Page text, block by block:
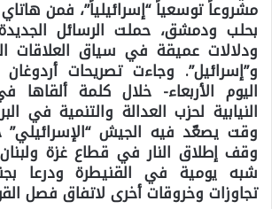
مشروعاً توسعياً “إسرائيلياً”، فمن
بحلب ودمشق، حملت الرسائل الجديدة
ودلالات عميقة في سياق العلاقات
و”إسرائيل”. وجاءت تصريحات
اليوم الأربعاء- خلال كلمة ألقاها
النيابية لحزب العدالة والتنمية في
وقت يصعّد فيه الجيش “الإسرائيلي”
وقف إطلاق النار في قطاع غزة
شبه يومية في القنيطرة ودرعا
تجاوزات وخروقات أخرى لاتفاق فصل القوات